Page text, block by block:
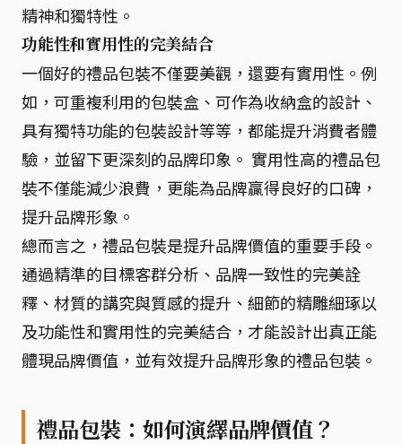
精神和獨特性。
功能性和實用性的完美結合
一個好的禮品包裝不僅要美觀，還要有實用性。例
如，可重複利用的包裝盒、可作為收納盒的設計、
具有獨特功能的包裝設計等等，都能提升消費者體
驗，並留下更深刻的品牌印象。 實用性高的禮品包
裝不僅能減少浪費，更能為品牌贏得良好的口碑，
提升品牌形象。
總而言之，禮品包裝是提升品牌價值的重要手段。
通過精準的目標客群分析、品牌一致性的完美詮
釋、材質的講究與質感的提升、細節的精雕細琢以
及功能性和實用性的完美結合，才能設計出真正能
體現品牌價值，並有效提升品牌形象的禮品包裝。
禮品包裝：如何演繹品牌價值？